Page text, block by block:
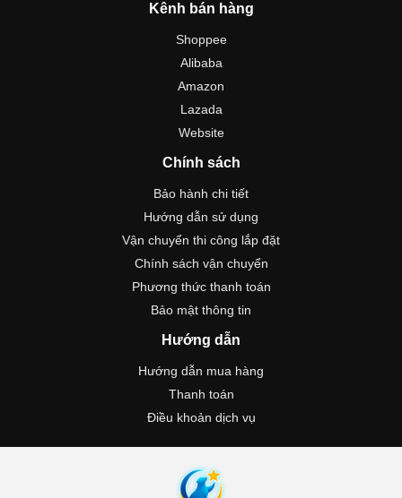
Kênh bán hàng
Shoppee
Alibaba
Amazon
Lazada
Website
Chính sách
Bảo hành chi tiết
Hướng dẫn sử dụng
Vận chuyển thi công lắp đặt
Chính sách vận chuyển
Phương thức thanh toán
Bảo mật thông tin
Hướng dẫn
Hướng dẫn mua hàng
Thanh toán
Điều khoản dịch vụ